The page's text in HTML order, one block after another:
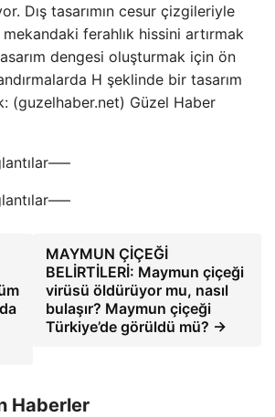
Dış tasarımın cesur çizgileriyle
ferahlık hissini artırmak
dengesi oluşturmak için ön
H şeklinde bir tasarım
(guzelhaber.net) Güzel Haber
MAYMUN ÇİÇEĞİ
BELİRTİLERİ: Maymun çiçeği
virüsü öldürüyor mu, nasıl
bulaşır? Maymun çiçeği
Türkiye’de görüldü mü? →
Haberler